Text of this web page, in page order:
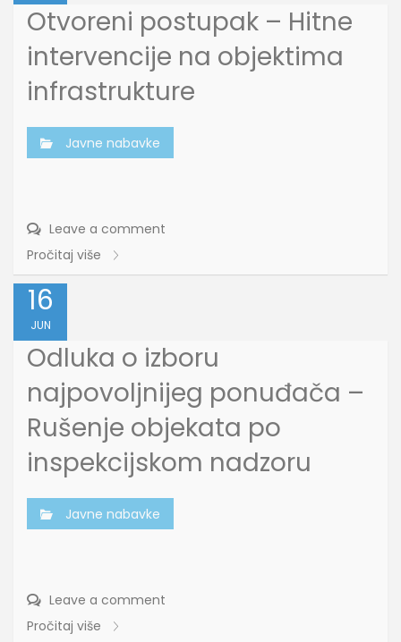
Otvoreni postupak – Hitne
intervencije na objektima
infrastrukture
Javne nabavke
Leave a comment
Pročitaj više
16
JUN
Odluka o izboru
najpovoljnijeg ponuđača –
Rušenje objekata po
inspekcijskom nadzoru
Javne nabavke
Leave a comment
Pročitaj više